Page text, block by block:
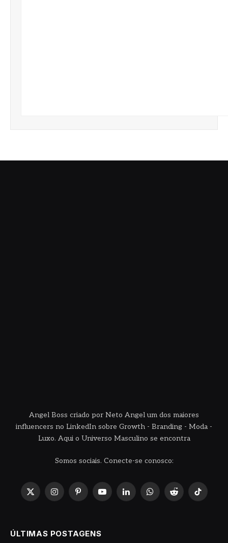
Angel Boss criado por Neto Angel um dos maiores
influencers no LinkedIn sobre Growth - Branding - Moda -
Luxo. Aqui o Universo Masculino se encontra
Somos sociais. Conecte-se conosco:
X
InstagramPinterestYouTubeLinkedInWhatsApp
Reddit TikTok
ÚLTIMAS POSTAGENS